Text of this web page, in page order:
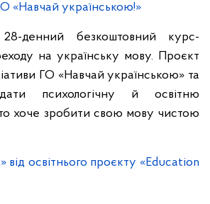
«Навчай українською!»
денний безкоштовний курс-
на українську мову. Проєкт
ГО «Навчай українською» та
психологічну й освітню
хоче зробити свою мову чистою
від освітнього проєкту «Education